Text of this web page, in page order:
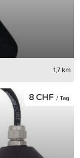
1,7 km
8 CHF / Tag